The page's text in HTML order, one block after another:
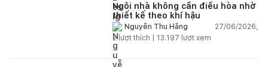
Ngôi nhà không cần điều hòa nhờ
thiết kế theo khí hậu
Nguyễn Thu Hằng
27/06/2026,
2lượt thích | 13.197 lượt xem